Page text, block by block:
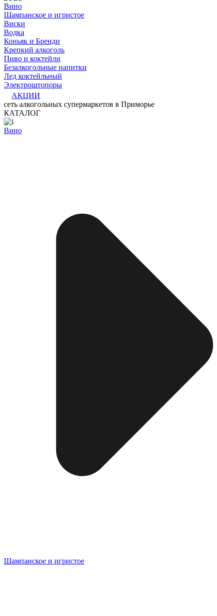
Вино
Шампанское и игристое
Виски
Водка
Коньяк и Бренди
Крепкий алкоголь
Пиво и коктейли
Безалкогольные напитки
Лед коктейльный
Электроштопоры
АКЦИИ
сеть алкогольных супермаркетов в Приморье
КАТАЛОГ
Вино
Шампанское и игристое